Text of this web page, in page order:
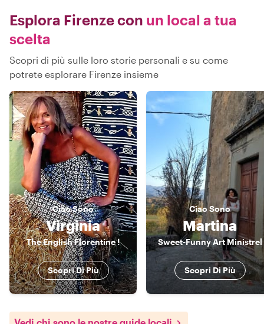
Esplora Firenze con un local a tua
scelta
Scopri di più sulle loro storie personali e su come
potrete esplorare Firenze insieme
CiaoSono
Virginia
The English Florentine !
Scopri Di Più
CiaoSono
Martina
Sweet-Funny Art Ministrel
Scopri Di Più
Vedi chi sono le nostre guide locali